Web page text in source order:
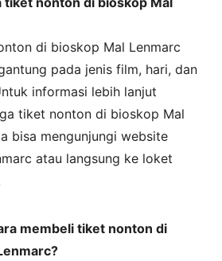
di bioskop Mal Lenmarc
pada jenis film, hari, dan
informasi lebih lanjut
tiket nonton di bioskop Mal
bisa mengunjungi website
atau langsung ke loket
membeli tiket nonton di